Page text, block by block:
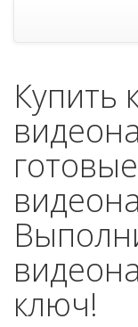
Купить
ключ!